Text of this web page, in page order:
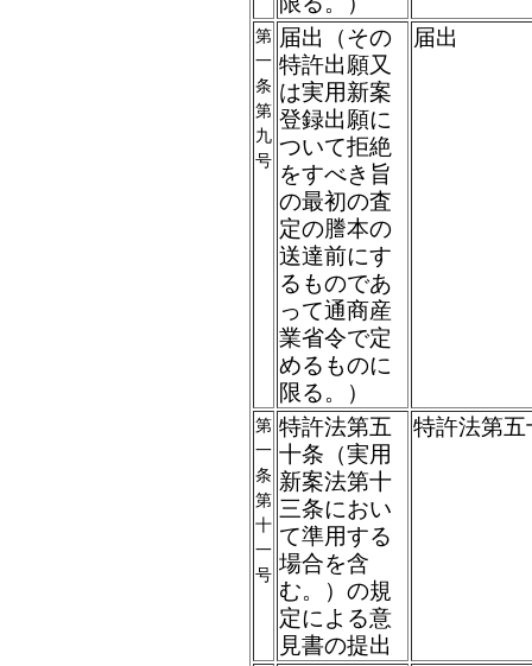
第
一
条
第
九
号
届出（その
特許出願又
は実用新案
登録出願に
ついて拒絶
をすべき旨
の最初の査
定の謄本の
送達前にす
るものであ
って通商産
業省令で定
めるものに
限る。）
届出
第
一
条
第
十
一
号
特許法第五
十条（実用
新案法第十
三条におい
て準用する
場合を含
む。）の規
定による意
見書の提出
特許法第